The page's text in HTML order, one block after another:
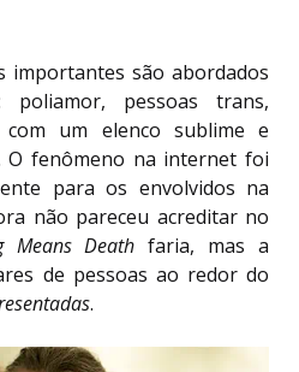
importantes são abordados
poliamor, pessoas trans,
um elenco sublime e
O fenômeno na internet foi
para os envolvidos na
não pareceu acreditar no
Means Death faria, mas a
de pessoas ao redor do
.